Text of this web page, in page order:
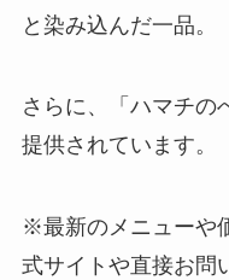
と染み込んだ一品。
さらに、「ハマチの
提供されています。
※最新のメニューや
式サイトや直接お問